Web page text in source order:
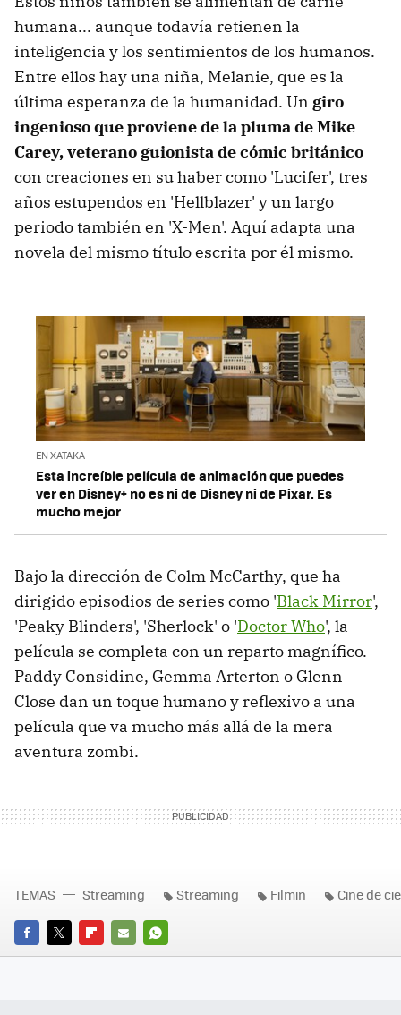
humana... aunque todavía retienen la
inteligencia y los sentimientos de los humanos.
Entre ellos hay una niña, Melanie, que es la
última esperanza de la humanidad. Un giro
ingenioso que proviene de la pluma de Mike
Carey, veterano guionista de cómic británico
con creaciones en su haber como 'Lucifer', tres
años estupendos en 'Hellblazer' y un largo
periodo también en 'X-Men'. Aquí adapta una
novela del mismo título escrita por él mismo.
EN XATAKA
Esta increíble película de animación que puedes
ver en Disney+ no es ni de Disney ni de Pixar. Es
mucho mejor
Bajo la dirección de Colm McCarthy, que ha
dirigido episodios de series como 'Black Mirror',
'Peaky Blinders', 'Sherlock' o 'Doctor Who', la
película se completa con un reparto magnífico.
Paddy Considine, Gemma Arterton o Glenn
Close dan un toque humano y reflexivo a una
película que va mucho más allá de la mera
aventura zombi.
FACEBOOK
TWITTERFLIPBOARD
E-
WHATSAPP
TEMAS Streaming Streaming Filmin Cine de